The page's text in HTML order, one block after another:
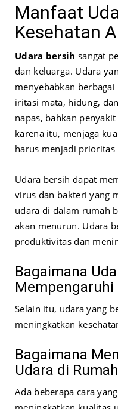
Manfaat
Kesehatan
Udara bersih sangat
dan keluarga. Udara
menyebabkan
iritasi mata, hidung,
napas, bahkan
karena itu, menjaga
harus menjadi prioritas
Udara bersih dapat
virus dan bakteri yang
udara di dalam rumah
akan menurun. Udara
produktivitas dan
Bagaimana
Mempengaruhi
Selain itu, udara yang
meningkatkan
Bagaimana
Udara di
Ada beberapa cara